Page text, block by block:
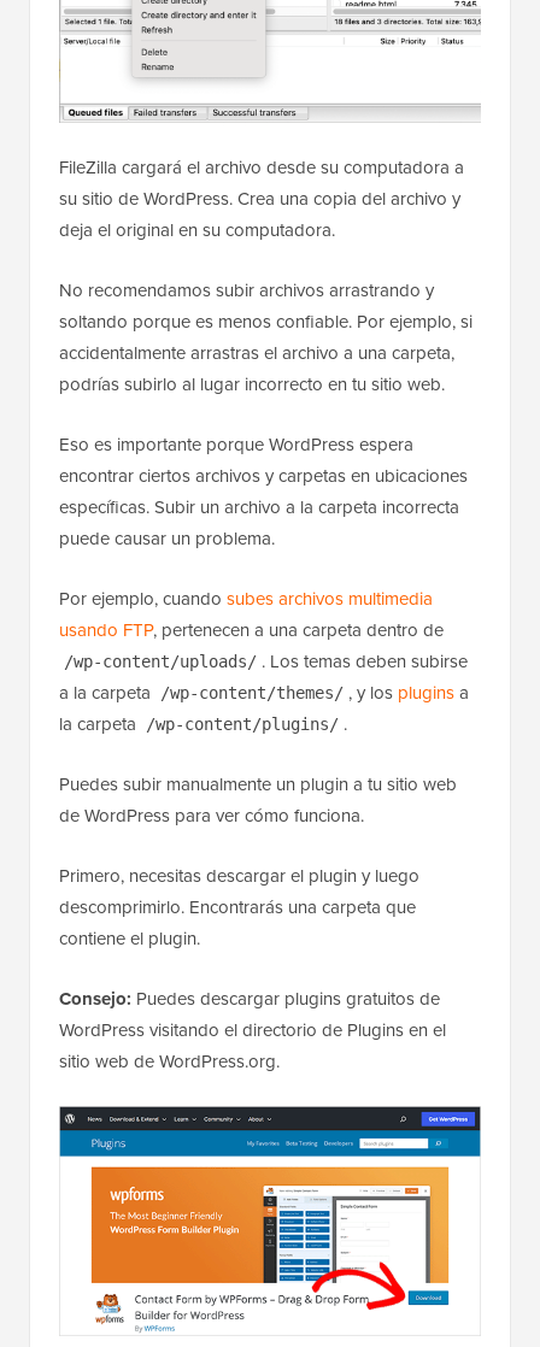
FileZilla cargará el archivo desde su computadora a
su sitio de WordPress. Crea una copia del archivo y
deja el original en su computadora.
No recomendamos subir archivos arrastrando y
soltando porque es menos confiable. Por ejemplo, si
accidentalmente arrastras el archivo a una carpeta,
podrías subirlo al lugar incorrecto en tu sitio web.
Eso es importante porque WordPress espera
encontrar ciertos archivos y carpetas en ubicaciones
específicas. Subir un archivo a la carpeta incorrecta
puede causar un problema.
Por ejemplo, cuando subes archivos multimedia
usando FTP, pertenecen a una carpeta dentro de
/wp-content/uploads/ . Los temas deben subirse
a la carpeta
/wp-content/themes/ , y los pluginsa
la carpeta
/wp-content/plugins/ .
Puedes subir manualmente un plugin a tu sitio web
de WordPress para ver cómo funciona.
Primero, necesitas descargar el plugin y luego
descomprimirlo. Encontrarás una carpeta que
contiene el plugin.
Consejo: Puedes descargar plugins gratuitos de
WordPress visitando el directorio de Plugins en el
sitio web de WordPress.org.